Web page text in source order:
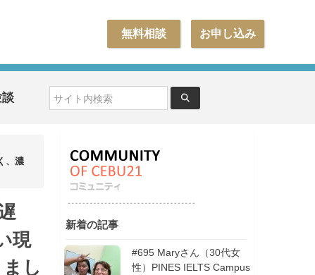
お申し込み
無料相談
、濃
現
し
新着の記事
#695 Maryさん（30代女
性）PINES IELTS Campus